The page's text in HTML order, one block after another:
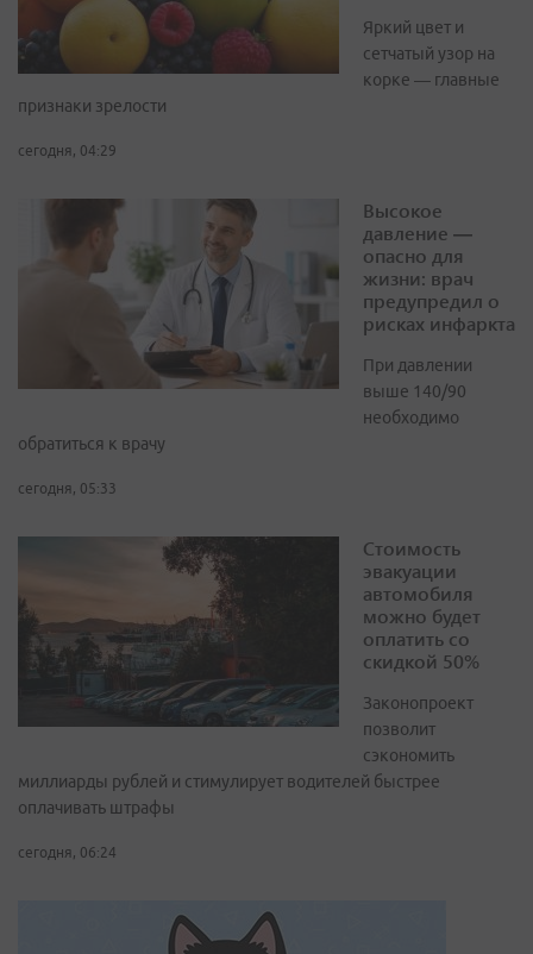
Яркий цвет и
сетчатый узор на
корке — главные
признаки зрелости
сегодня, 04:29
Высокое
давление —
опасно для
жизни: врач
предупредил о
рисках инфаркта
При давлении
выше 140/90
необходимо
обратиться к врачу
сегодня, 05:33
Стоимость
эвакуации
автомобиля
можно будет
оплатить со
скидкой 50%
Законопроект
позволит
сэкономить
миллиарды рублей и стимулирует водителей быстрее
оплачивать штрафы
сегодня, 06:24